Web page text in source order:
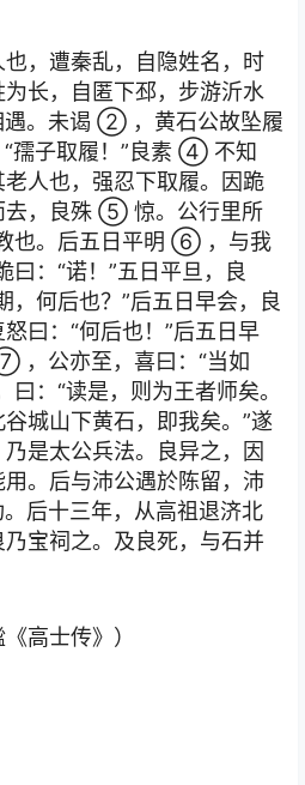
，遭秦乱，自隐姓名，时
长，自匿下邳，步游沂水
。未谒 ② ，黄石公故坠履
孺子取履！”良素 ④ 不知
人也，强忍下取履。因跪
去，良殊 ⑤ 惊。公行里所
也。后五日平明 ⑥ ，与我
曰：“诺！”五日平旦，良
，何后也？”后五日早会，良
曰：“何后也！”后五日早
，公亦至，喜曰：“当如
曰：“读是，则为王者师矣。
城山下黄石，即我矣。”遂
是太公兵法。良异之，因
。后与沛公遇於陈留，沛
后十三年，从高祖退济北
宝祠之。及良死，与石并
高士传》）